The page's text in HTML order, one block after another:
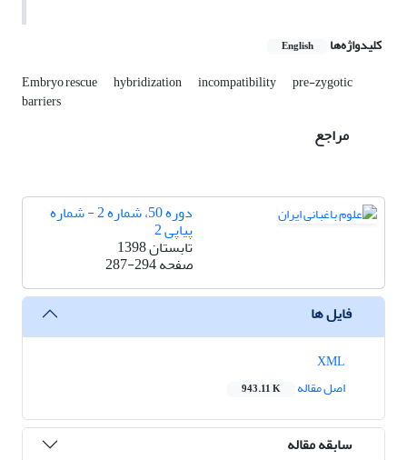
کلیدواژه‌ها English
Embryo rescue hybridization incompatibility pre-zygotic
barriers
مراجع
دوره 50، شماره 2 - شماره
پیاپی 2
تابستان 1398
صفحه287-294
فایل ها
اصل مقاله
943.11 K
سابقه مقاله